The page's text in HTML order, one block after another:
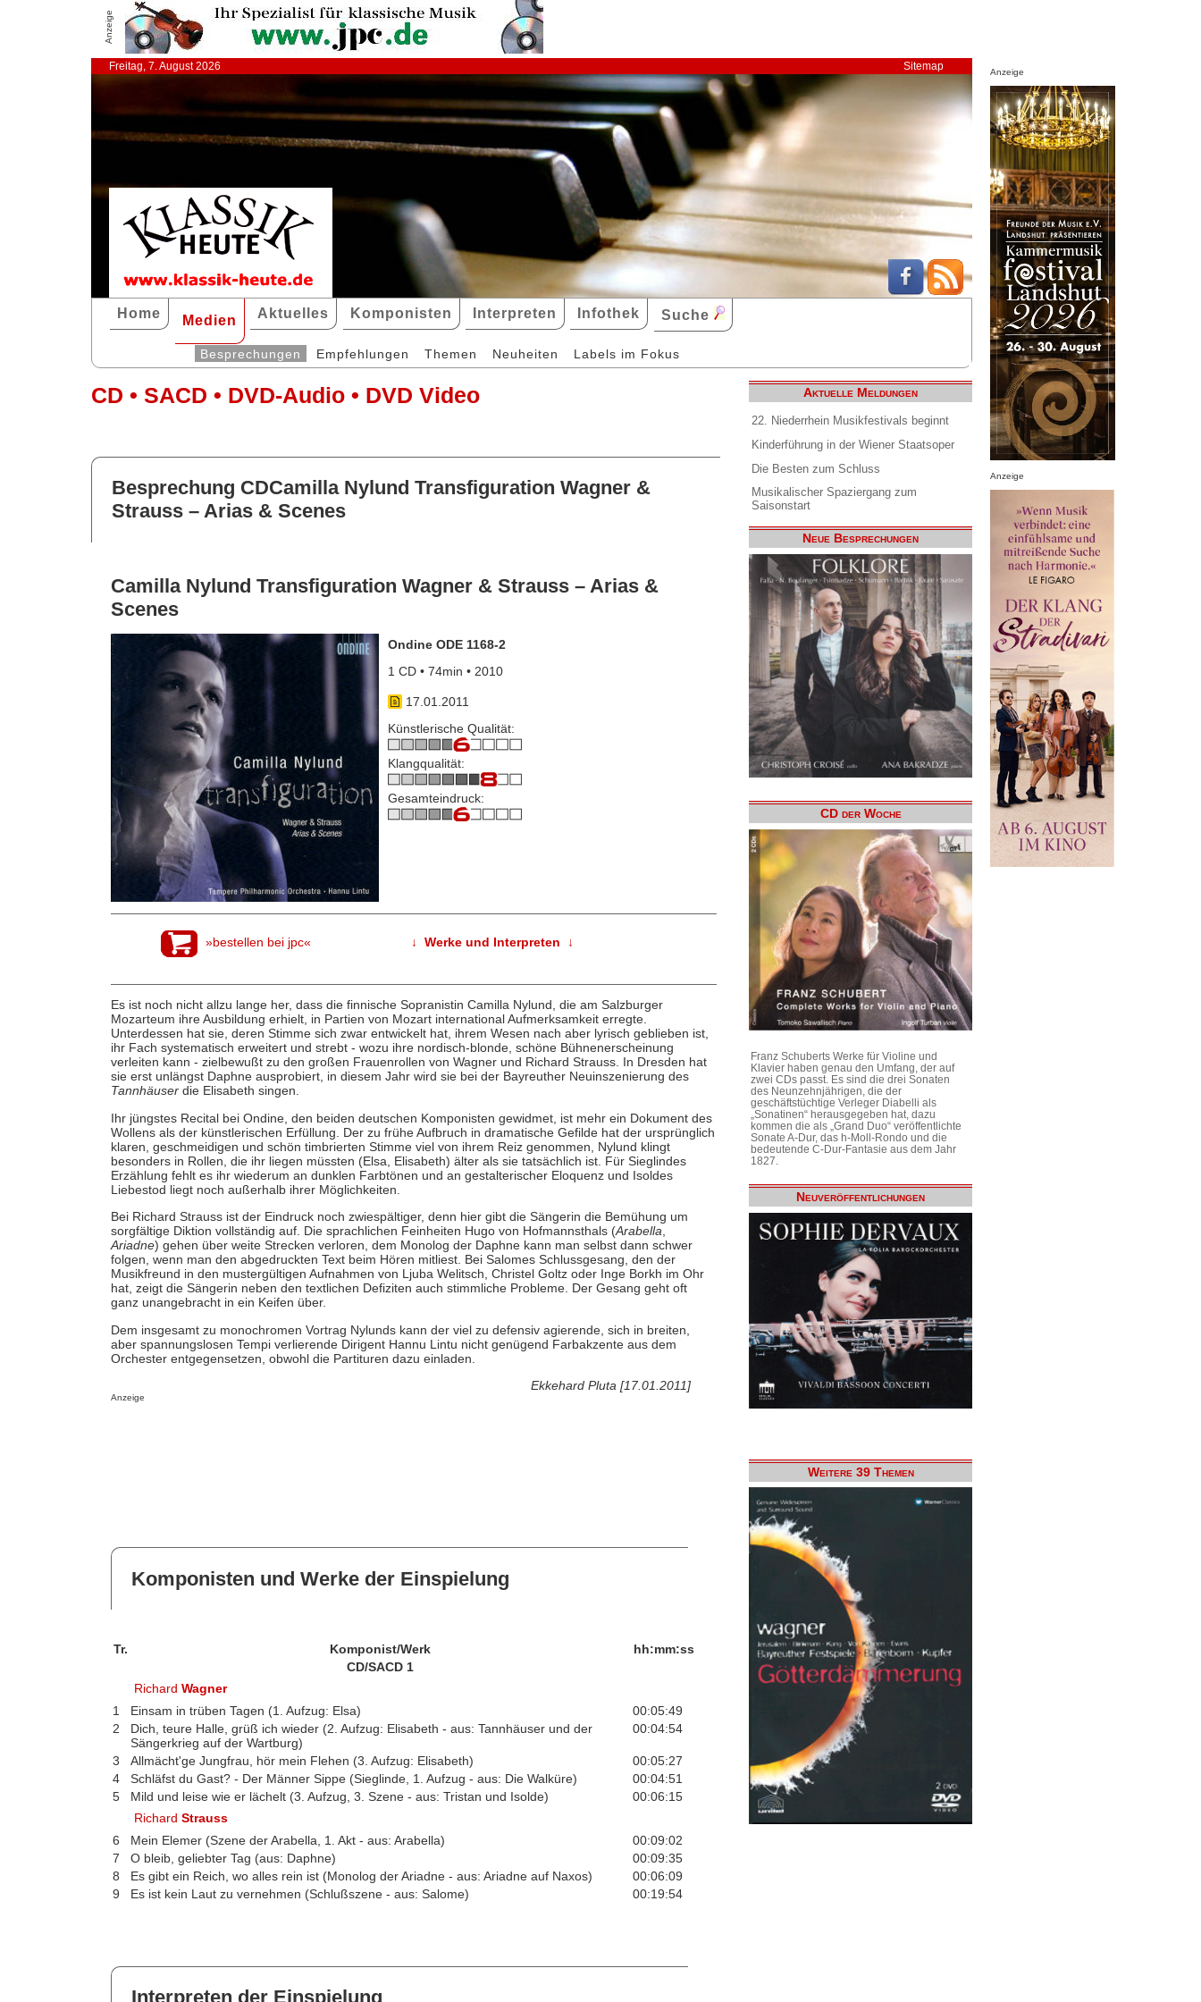
Anzeige
Freitag, 7. August 2026 Sitemap
Home Medien Aktuelles Komponisten Interpreten Infothek Suche
Besprechungen Empfehlungen Themen Neuheiten Labels im Fokus
CD • SACD • DVD-Audio • DVD Video
Besprechung CDCamilla Nylund Transfiguration Wagner &
Strauss – Arias & Scenes
Camilla Nylund Transfiguration Wagner & Strauss – Arias &
Scenes
Ondine ODE 1168-2
1 CD • 74min • 2010
17.01.2011
Künstlerische Qualität:
Klangqualität:
Gesamteindruck:
»bestellen bei jpc« ↓ Werke und Interpreten ↓
Es ist noch nicht allzu lange her, dass die finnische Sopranistin Camilla Nylund, die am Salzburger
Mozarteum ihre Ausbildung erhielt, in Partien von Mozart international Aufmerksamkeit erregte.
Unterdessen hat sie, deren Stimme sich zwar entwickelt hat, ihrem Wesen nach aber lyrisch geblieben ist,
ihr Fach systematisch erweitert und strebt - wozu ihre nordisch-blonde, schöne Bühnenerscheinung
verleiten kann - zielbewußt zu den großen Frauenrollen von Wagner und Richard Strauss. In Dresden hat
sie erst unlängst Daphne ausprobiert, in diesem Jahr wird sie bei der Bayreuther Neuinszenierung des
Tannhäuserdie Elisabeth singen.
Ihr jüngstes Recital bei Ondine, den beiden deutschen Komponisten gewidmet, ist mehr ein Dokument des
Wollens als der künstlerischen Erfüllung. Der zu frühe Aufbruch in dramatische Gefilde hat der ursprünglich
klaren, geschmeidigen und schön timbrierten Stimme viel von ihrem Reiz genommen, Nylund klingt
besonders in Rollen, die ihr liegen müssten (Elsa, Elisabeth) älter als sie tatsächlich ist. Für Sieglindes
Erzählung fehlt es ihr wiederum an dunklen Farbtönen und an gestalterischer Eloquenz und Isoldes
Liebestod liegt noch außerhalb ihrer Möglichkeiten.
Bei Richard Strauss ist der Eindruck noch zwiespältiger, denn hier gibt die Sängerin die Bemühung um
sorgfältige Diktion vollständig auf. Die sprachlichen Feinheiten Hugo von Hofmannsthals (Arabella,
Ariadne) gehen über weite Strecken verloren, dem Monolog der Daphne kann man selbst dann schwer
folgen, wenn man den abgedruckten Text beim Hören mitliest. Bei Salomes Schlussgesang, den der
Musikfreund in den mustergültigen Aufnahmen von Ljuba Welitsch, Christel Goltz oder Inge Borkh im Ohr
hat, zeigt die Sängerin neben den textlichen Defiziten auch stimmliche Probleme. Der Gesang geht oft
ganz unangebracht in ein Keifen über.
Dem insgesamt zu monochromen Vortrag Nylunds kann der viel zu defensiv agierende, sich in breiten,
aber spannungslosen Tempi verlierende Dirigent Hannu Lintu nicht genügend Farbakzente aus dem
Orchester entgegensetzen, obwohl die Partituren dazu einladen.
Ekkehard Pluta [17.01.2011]
Anzeige
Komponisten und Werke der Einspielung
Tr. Komponist/Werk
hh:mm:ss
CD/SACD 1
RichardWagner
1
Einsam in trüben Tagen (1. Aufzug: Elsa)
00:05:49
2
Dich, teure Halle, grüß ich wieder (2. Aufzug: Elisabeth - aus: Tannhäuser und der
Sängerkrieg auf der Wartburg)
00:04:54
3 Allmächt'ge Jungfrau, hör mein Flehen (3. Aufzug: Elisabeth)
00:05:27
4
Schläfst du Gast? - Der Männer Sippe (Sieglinde, 1. Aufzug - aus: Die Walküre)
00:04:51
5
Mild und leise wie er lächelt (3. Aufzug, 3. Szene - aus: Tristan und Isolde)
00:06:15
RichardStrauss
6
Mein Elemer (Szene der Arabella, 1. Akt - aus: Arabella)
00:09:02
7
O bleib, geliebter Tag (aus: Daphne)
00:09:35
8
Es gibt ein Reich, wo alles rein ist (Monolog der Ariadne - aus: Ariadne auf Naxos)
00:06:09
9
Es ist kein Laut zu vernehmen (Schlußszene - aus: Salome) 00:19:54
Interpreten der Einspielung
Aktuelle Meldungen
22. Niederrhein Musikfestivals beginnt
Kinderführung in der Wiener Staatsoper
Die Besten zum Schluss
Musikalischer Spaziergang zum
Saisonstart
Neue Besprechungen
CD der Woche
Franz Schuberts Werke für Violine und
Klavier haben genau den Umfang, der auf
zwei CDs passt. Es sind die drei Sonaten
des Neunzehnjährigen, die der
geschäftstüchtige Verleger Diabelli als
„Sonatinen“ herausgegeben hat, dazu
kommen die als „Grand Duo“ veröffentlichte
Sonate A-Dur, das h-Moll-Rondo und die
bedeutende C-Dur-Fantasie aus dem Jahr
1827.
Neuveröffentlichungen
Weitere 39 Themen
Anzeige
Anzeige